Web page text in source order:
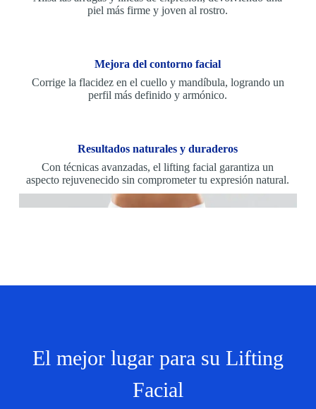
piel más firme y joven al rostro.
Mejora del contorno facial
Corrige la flacidez en el cuello y mandíbula, logrando un
perfil más definido y armónico.
Resultados naturales y duraderos
Con técnicas avanzadas, el lifting facial garantiza un
aspecto rejuvenecido sin comprometer tu expresión natural.
El mejor lugar para su Lifting
Facial